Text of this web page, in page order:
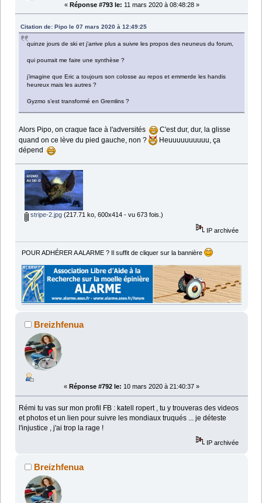
« Réponse #793 le: 11 mars 2020 à 08:48:28 »
Citation de: Pipo le 07 mars 2020 à 12:49:25
quinze jours de ski et j’arrive plus a suivre les propos des neuneus du forum,
qui pourrait me faire une synthèse ?
j’imagine que Eric a toujours son colosse au repos et emmerde les handis
heureux mais les autres ?
Gyzmo s’est transformé en Gremlins ?
Alors Pipo, on craque face à l'adversités
C'est dur, dur, la glisse
quand on ce lève du pied gauche, non ?
Heuuuuuuuuuu, ça
dépend
stripe-2.jpg(217.71 ko, 600x414 - vu 673 fois.)
IP archivée
POUR ADHÉRER A ALARME ? Il suffit de cliquer sur la bannière
Breizhfenua
« Réponse #792 le: 10 mars 2020 à 21:40:37 »
Rémi tu vas sur mon profil FB : katell ropert , tu y trouveras des videos
et photos et un lien pour suivre les mondiaux truqués ... je déteste
l'injustice , j'ai trop la rage !
IP archivée
Breizhfenua